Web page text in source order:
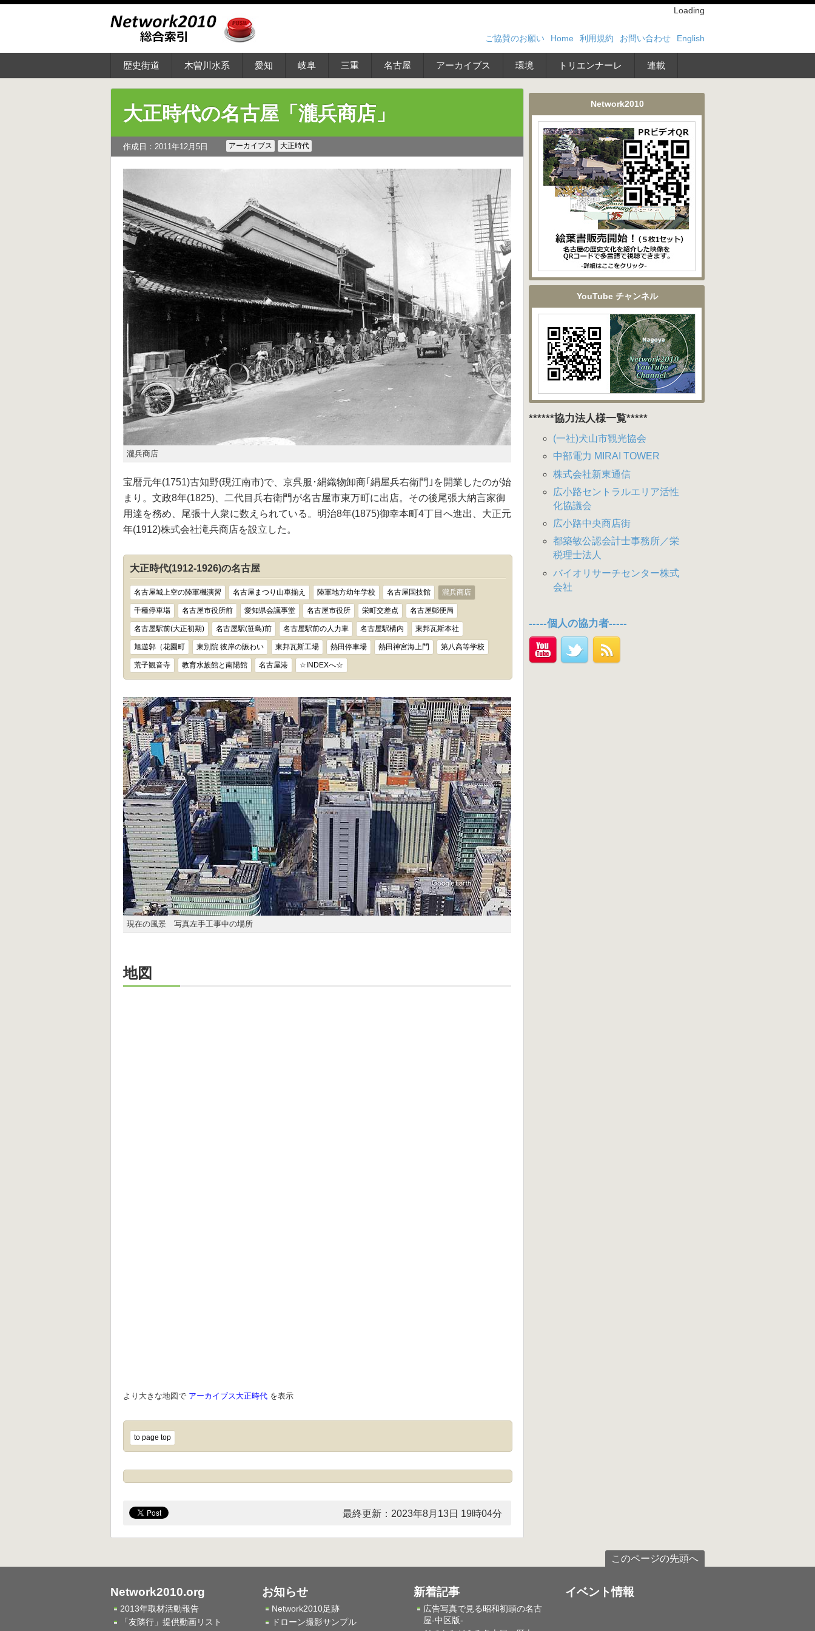
Loading
ご協賛のお願い Home 利用規約 お問い合わせ English
歴史街道 木曽川水系 愛知 岐阜 三重 名古屋 アーカイブス 環境 トリエンナーレ 連載
大正時代の名古屋「瀧兵商店」
作成日：2011年12月5日 アーカイブス 大正時代
瀧兵商店
宝暦元年(1751)古知野(現江南市)で、京呉服･絹織物卸商｢絹屋兵右衛門｣を開業したのが始
まり。文政8年(1825)、二代目兵右衛門が名古屋市東万町に出店。その後尾張大納言家御
用達を務め、尾張十人衆に数えられている。明治8年(1875)御幸本町4丁目へ進出、大正元
年(1912)株式会社滝兵商店を設立した。
大正時代(1912-1926)の名古屋
名古屋城上空の陸軍機演習 名古屋まつり山車揃え 陸軍地方幼年学校 名古屋国技館 瀧兵商店
千種停車場 名古屋市役所前 愛知県会議事堂 名古屋市役所 栄町交差点 名古屋郵便局
名古屋駅前(大正初期) 名古屋駅(笹島)前 名古屋駅前の人力車 名古屋駅構内 東邦瓦斯本社
旭遊郭（花園町 東別院 彼岸の賑わい 東邦瓦斯工場 熱田停車場 熱田神宮海上門 第八高等学校
荒子観音寺 教育水族館と南陽館 名古屋港 ☆INDEXへ☆
現在の風景 写真左手工事中の場所
地図
より大きな地図で アーカイブス大正時代 を表示
to page top
最終更新：2023年8月13日 19時04分
Network2010
YouTube チャンネル
******協力法人様一覧*****
(一社)犬山市観光協会
中部電力 MIRAI TOWER
株式会社新東通信
広小路セントラルエリア活性
化協議会
広小路中央商店街
都築敏公認会計士事務所／栄
税理士法人
バイオリサーチセンター株式
会社
-----個人の協力者-----
このページの先頭へ
Network2010.org
2013年取材活動報告
「友隣行」提供動画リスト
お知らせ
Network2010足跡
ドローン撮影サンプル
新着記事
広告写真で見る昭和初頭の名古
屋-中区版-
イベント情報